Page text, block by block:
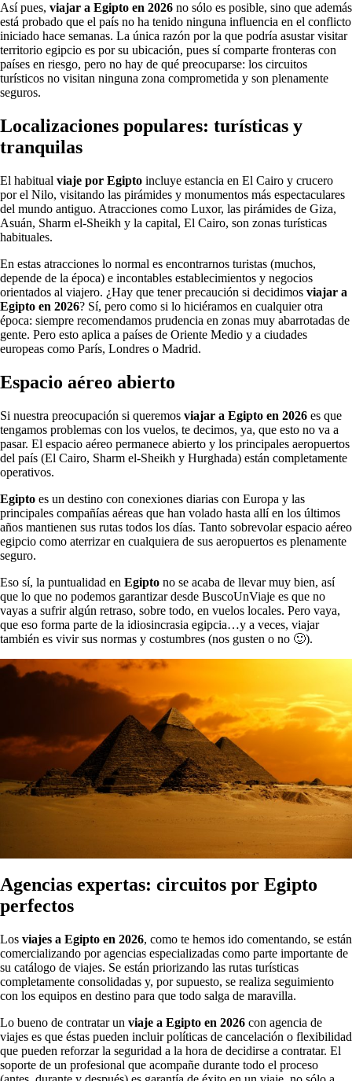
Así pues, viajar a Egipto en 2026 no sólo es posible, sino que además
está probado que el país no ha tenido ninguna influencia en el conflicto
iniciado hace semanas. La única razón por la que podría asustar visitar
territorio egipcio es por su ubicación, pues sí comparte fronteras con
países en riesgo, pero no hay de qué preocuparse: los circuitos
turísticos no visitan ninguna zona comprometida y son plenamente
seguros.
Localizaciones populares: turísticas y
tranquilas
El habitual viaje por Egipto incluye estancia en El Cairo y crucero
por el Nilo, visitando las pirámides y monumentos más espectaculares
del mundo antiguo. Atracciones como Luxor, las pirámides de Giza,
Asuán, Sharm el-Sheikh y la capital, El Cairo, son zonas turísticas
habituales.
En estas atracciones lo normal es encontrarnos turistas (muchos,
depende de la época) e incontables establecimientos y negocios
orientados al viajero. ¿Hay que tener precaución si decidimos viajar a
Egipto en 2026? Sí, pero como si lo hiciéramos en cualquier otra
época: siempre recomendamos prudencia en zonas muy abarrotadas de
gente. Pero esto aplica a países de Oriente Medio y a ciudades
europeas como París, Londres o Madrid.
Espacio aéreo abierto
Si nuestra preocupación si queremos viajar a Egipto en 2026 es que
tengamos problemas con los vuelos, te decimos, ya, que esto no va a
pasar. El espacio aéreo permanece abierto y los principales aeropuertos
del país (El Cairo, Sharm el-Sheikh y Hurghada) están completamente
operativos.
Egipto es un destino con conexiones diarias con Europa y las
principales compañías aéreas que han volado hasta allí en los últimos
años mantienen sus rutas todos los días. Tanto sobrevolar espacio aéreo
egipcio como aterrizar en cualquiera de sus aeropuertos es plenamente
seguro.
Eso sí, la puntualidad en Egipto no se acaba de llevar muy bien, así
que lo que no podemos garantizar desde BuscoUnViaje es que no
vayas a sufrir algún retraso, sobre todo, en vuelos locales. Pero vaya,
que eso forma parte de la idiosincrasia egipcia…y a veces, viajar
también es vivir sus normas y costumbres (nos gusten o no 🙂).
Agencias expertas: circuitos por Egipto
perfectos
Los viajes a Egipto en 2026, como te hemos ido comentando, se están
comercializando por agencias especializadas como parte importante de
su catálogo de viajes. Se están priorizando las rutas turísticas
completamente consolidadas y, por supuesto, se realiza seguimiento
con los equipos en destino para que todo salga de maravilla.
Lo bueno de contratar un viaje a Egipto en 2026 con agencia de
viajes es que éstas pueden incluir políticas de cancelación o flexibilidad
que pueden reforzar la seguridad a la hora de decidirse a contratar. El
soporte de un profesional que acompañe durante todo el proceso